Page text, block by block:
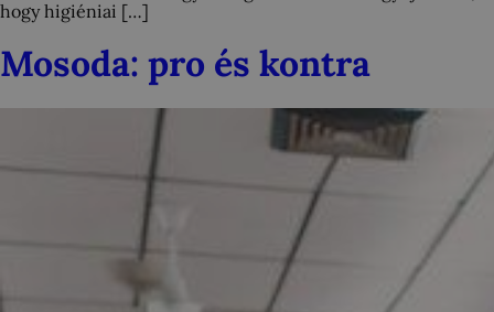
hogy higiéniai […]
Mosoda: pro és kontra